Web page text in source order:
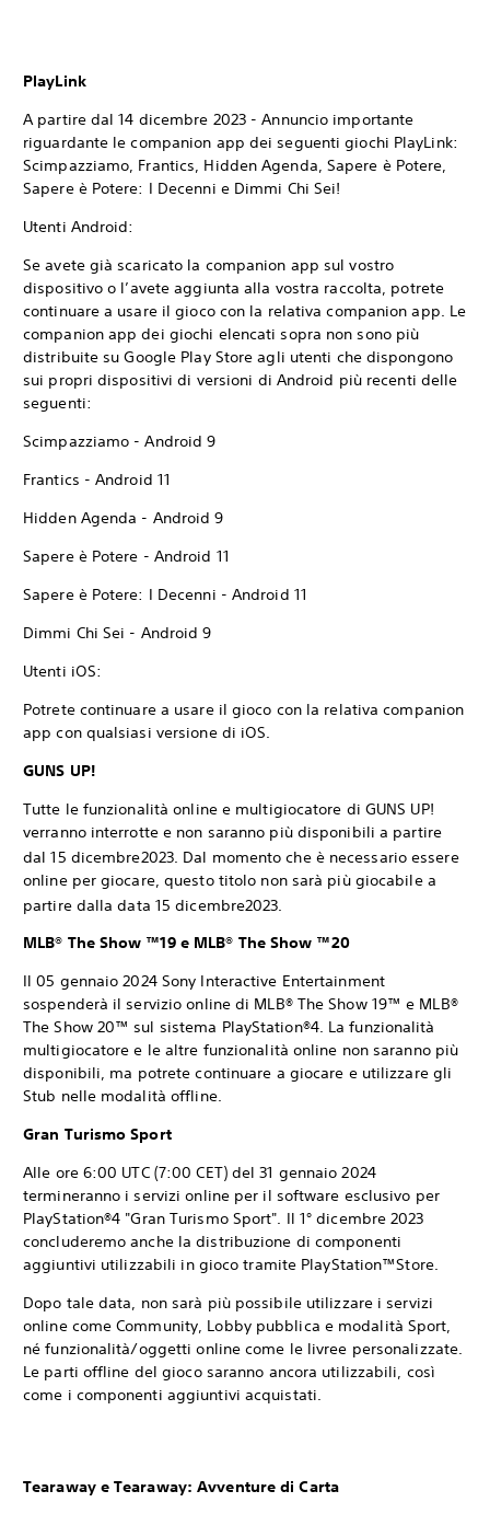
PlayLink
A partire dal 14 dicembre 2023 - Annuncio importante
riguardante le companion app dei seguenti giochi PlayLink:
Scimpazziamo, Frantics, Hidden Agenda, Sapere è Potere,
Sapere è Potere: I Decenni e Dimmi Chi Sei!
Utenti Android:
Se avete già scaricato la companion app sul vostro
dispositivo o l’avete aggiunta alla vostra raccolta, potrete
continuare a usare il gioco con la relativa companion app. Le
companion app dei giochi elencati sopra non sono più
distribuite su Google Play Store agli utenti che dispongono
sui propri dispositivi di versioni di Android più recenti delle
seguenti:
Scimpazziamo - Android 9
Frantics - Android 11
Hidden Agenda - Android 9
Sapere è Potere - Android 11
Sapere è Potere: I Decenni - Android 11
Dimmi Chi Sei - Android 9
Utenti iOS:
Potrete continuare a usare il gioco con la relativa companion
app con qualsiasi versione di iOS.
GUNS UP!
Tutte le funzionalità online e multigiocatore di GUNS UP!
verranno interrotte e non saranno più disponibili a partire
dal 15 dicembre2023. Dal momento che è necessario essere
online per giocare, questo titolo non sarà più giocabile a
partire dalla data 15 dicembre2023.
MLB® The Show ™19 e MLB® The Show ™20
Il 05 gennaio 2024 Sony Interactive Entertainment
sospenderà il servizio online di MLB® The Show 19™ e MLB®
The Show 20™ sul sistema PlayStation®4. La funzionalità
multigiocatore e le altre funzionalità online non saranno più
disponibili, ma potrete continuare a giocare e utilizzare gli
Stub nelle modalità offline.
Gran Turismo Sport
Alle ore 6:00 UTC (7:00 CET) del 31 gennaio 2024
termineranno i servizi online per il software esclusivo per
PlayStation®4 "Gran Turismo Sport". Il 1° dicembre 2023
concluderemo anche la distribuzione di componenti
aggiuntivi utilizzabili in gioco tramite PlayStation™Store.
Dopo tale data, non sarà più possibile utilizzare i servizi
online come Community, Lobby pubblica e modalità Sport,
né funzionalità/oggetti online come le livree personalizzate.
Le parti offline del gioco saranno ancora utilizzabili, così
come i componenti aggiuntivi acquistati.
Tearaway e Tearaway: Avventure di Carta